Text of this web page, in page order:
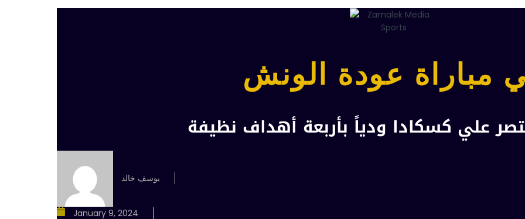
مباراة عودة الونش
علي كسكادا ودياً بأربعة أهداف نظيفة
يوسف خالد
January 9, 2024